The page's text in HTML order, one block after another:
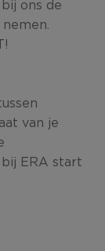
ons de
van je
bij ERA start